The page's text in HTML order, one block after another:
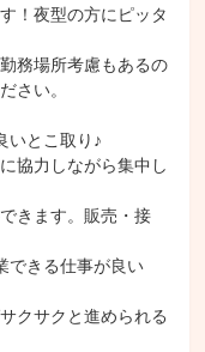
！夜型の方にピッタ
務場所考慮もあるの
さい。
いとこ取り♪
協力しながら集中し
きます。販売・接
できる仕事が良い
クサクと進められる